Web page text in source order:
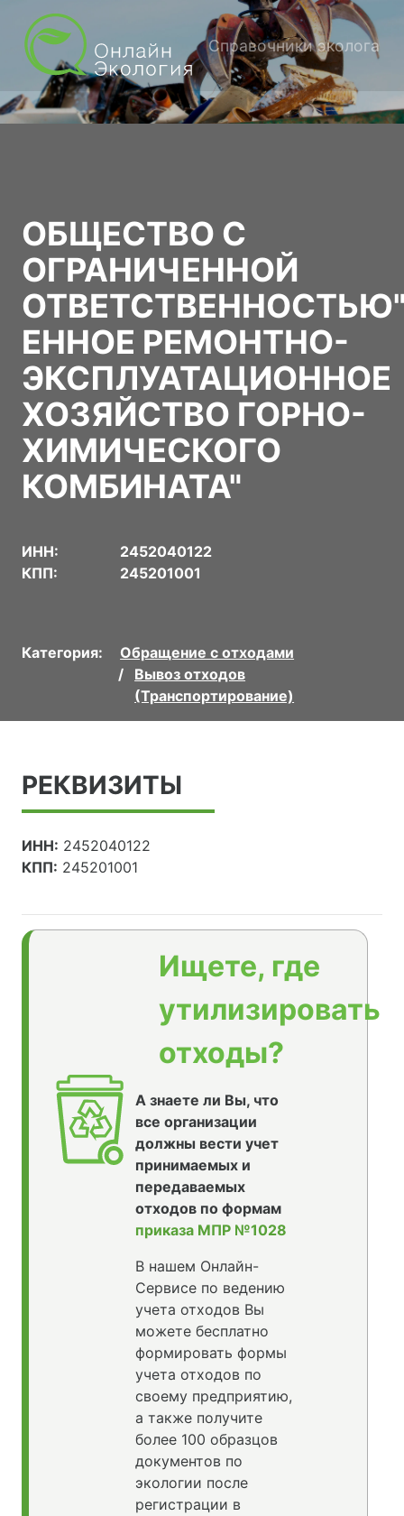
Справочники эколога
ОБЩЕСТВО С
ОГРАНИЧЕННОЙ
ЕННОЕ РЕМОНТНО-
ЭКСПЛУАТАЦИОННОЕ
ХОЗЯЙСТВО ГОРНО-
ХИМИЧЕСКОГО
КОМБИНАТА"
ИНН:
2452040122
КПП:
245201001
Категория:
Обращение с отходами
Вывоз отходов
(Транспортирование)
РЕКВИЗИТЫ
ИНН: 2452040122
КПП: 245201001
Ищете, где
утилизировать
отходы?
А знаете ли Вы, что
все организации
должны вести учет
принимаемых и
передаваемых
отходов по формам
приказа МПР №1028
В нашем Онлайн-
Сервисе по ведению
учета отходов Вы
можете бесплатно
формировать формы
учета отходов по
своему предприятию,
а также получите
более 100 образцов
документов по
экологии после
регистрации в